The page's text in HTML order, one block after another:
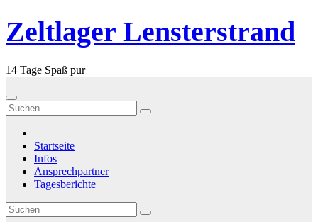
Zum
Inhalt
springen
Zeltlager Lensterstrand
14 Tage Spaß pur
Startseite
Infos
Ansprechpartner
Tagesberichte